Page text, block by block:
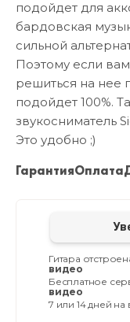
подойдет для
бардовская
сильной
Поэтому если
решиться на нее
подойдет 100%.
звукосниматель
Это удобно ;)
ГарантияОплата
Гитара
видео
Бесплатное
видео
7 или 14 дней на